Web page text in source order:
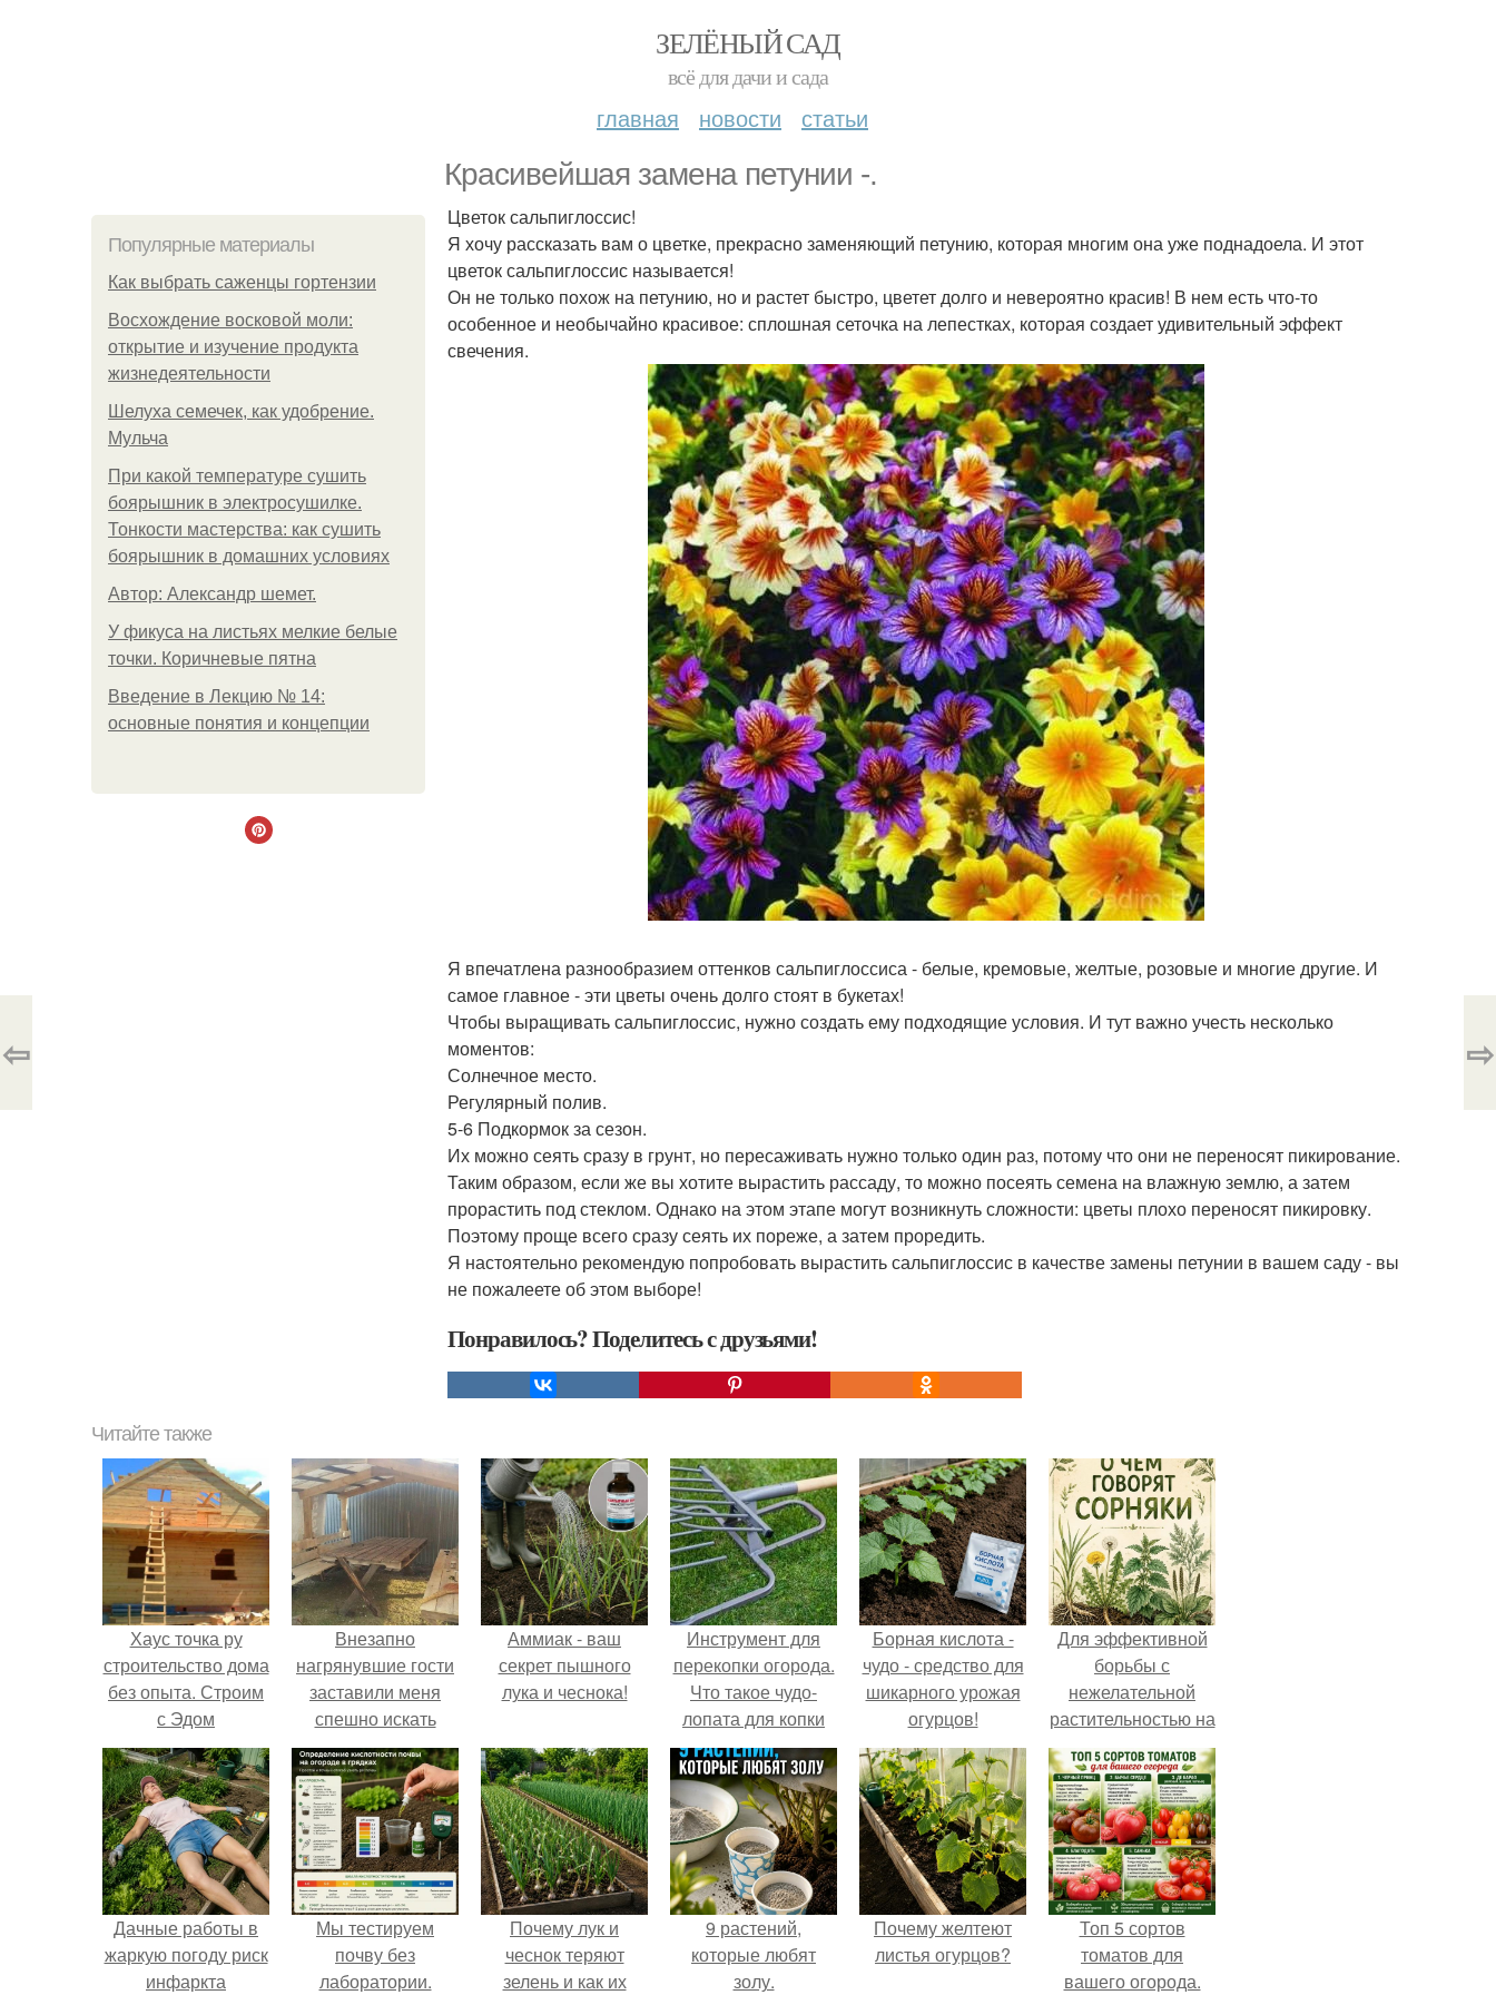
ЗЕЛЁНЫЙ САД
всё для дачи и сада
главная новости статьи
Красивейшая замена петунии -.
Популярные материалы
Как выбрать саженцы гортензии
Восхождение восковой моли:
открытие и изучение продукта
жизнедеятельности
Шелуха семечек, как удобрение.
Мульча
При какой температуре сушить
боярышник в электросушилке.
Тонкости мастерства: как сушить
боярышник в домашних условиях
Автор: Александр шемет.
У фикуса на листьях мелкие белые
точки. Коричневые пятна
Введение в Лекцию № 14:
основные понятия и концепции
Цветок сальпиглоссис!
Я хочу рассказать вам о цветке, прекрасно заменяющий петунию, которая многим она уже поднадоела. И этот
цветок сальпиглоссис называется!
Он не только похож на петунию, но и растет быстро, цветет долго и невероятно красив! В нем есть что-то
особенное и необычайно красивое: сплошная сеточка на лепестках, которая создает удивительный эффект
свечения.
Я впечатлена разнообразием оттенков сальпиглоссиса - белые, кремовые, желтые, розовые и многие другие. И
самое главное - эти цветы очень долго стоят в букетах!
Чтобы выращивать сальпиглоссис, нужно создать ему подходящие условия. И тут важно учесть несколько
моментов:
Солнечное место.
Регулярный полив.
5-6 Подкормок за сезон.
Их можно сеять сразу в грунт, но пересаживать нужно только один раз, потому что они не переносят пикирование.
Таким образом, если же вы хотите вырастить рассаду, то можно посеять семена на влажную землю, а затем
прорастить под стеклом. Однако на этом этапе могут возникнуть сложности: цветы плохо переносят пикировку.
Поэтому проще всего сразу сеять их пореже, а затем проредить.
Я настоятельно рекомендую попробовать вырастить сальпиглоссис в качестве замены петунии в вашем саду - вы
не пожалеете об этом выборе!
Понравилось? Поделитесь с друзьями!
⇦ ⇨
Читайте также
Хаус точка ру
строительство дома
без опыта. Строим
с Эдом
Внезапно
нагрянувшие гости
заставили меня
спешно искать
решение, так как на
обстоятельный
ремонт времени
катастрофически не
хватало.
Аммиак - ваш
секрет пышного
лука и чеснока!
Инструмент для
перекопки огорода.
Что такое чудо-
лопата для копки
земли
Борная кислота -
чудо - средство для
шикарного урожая
огурцов!
Для эффективной
борьбы с
нежелательной
растительностью на
вашем
приусадебном
участке крайне
важно понимать
природу этих
"Врагов".
Дачные работы в
жаркую погоду риск
инфаркта
Мы тестируем
почву без
лаборатории.
Почему лук и
чеснок теряют
зелень и как их
9 растений,
которые любят
золу.
Почему желтеют
листья огурцов?
Топ 5 сортов
томатов для
вашего огорода.